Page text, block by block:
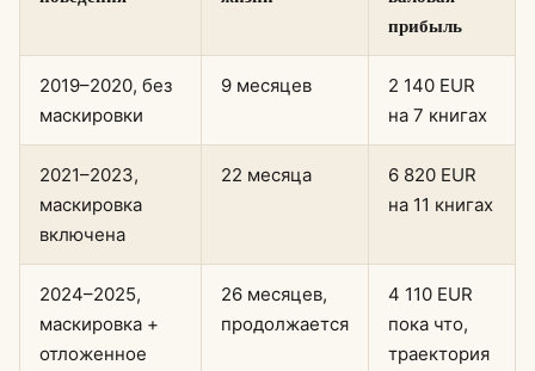
прибыль
2019–2020, без
маскировки
9 месяцев
2 140 EUR
на 7 книгах
2021–2023,
маскировка
включена
22 месяца
6 820 EUR
на 11 книгах
2024–2025,
маскировка +
отложенное
26 месяцев,
продолжается
4 110 EUR
пока что,
траектория